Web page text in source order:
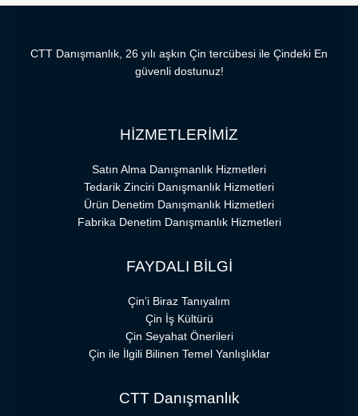
CTT Danışmanlık, 26 yılı aşkın Çin tercübesi ile Çindeki En
güvenli dostunuz!
HİZMETLERİMİZ
Satın Alma Danışmanlık Hizmetleri
Tedarik Zinciri Danışmanlık Hizmetleri
Ürün Denetim Danışmanlık Hizmetleri
Fabrika Denetim Danışmanlık Hizmetleri
FAYDALI BİLGİ
Çin’i Biraz Tanıyalım
Çin İş Kültürü
Çin Seyahat Önerileri
Çin ile İlgili Bilinen Temel Yanlışlıklar
CTT Danışmanlık